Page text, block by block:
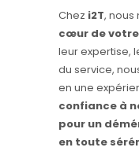
Chez i2T, nous
cœur de
leur expertise,
du service,
en une
confiance à
pour un
en toute